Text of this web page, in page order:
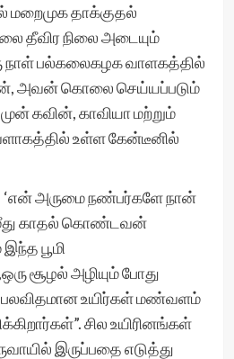
தாக்குதல்
தீவிர நிலை அடையும்
நாள் பல்கலைகழக வாளகத்தில்
அவன் கொலை செய்யப்படும்
கவின், காவியா மற்றும்
உள்ள கேன்டீனில்
‘என் அருமை நண்பர்களே நான்
மீது காதல் கொண்டவன்
பூமி
சூழல் அழியும் போது
பலவிதமான உயிர்கள் மண்வளம்
சில உயிரினங்கள்
இருப்பதை எடுத்து